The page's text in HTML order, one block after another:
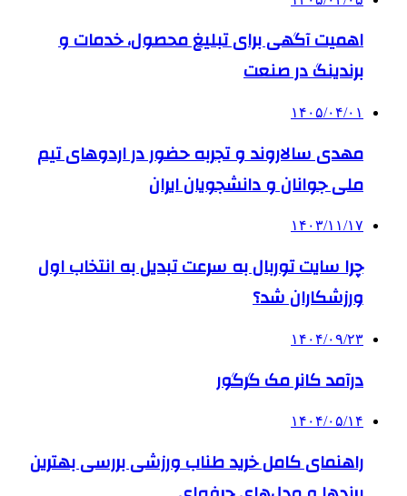
اهمیت آگهی برای تبلیغ محصول، خدمات و
برندینگ در صنعت
۱۴۰۵/۰۴/۰۱
مهدی سالاروند و تجربه حضور در اردوهای تیم
ملی جوانان و دانشجویان ایران
۱۴۰۳/۱۱/۱۷
چرا سایت توربال به ‌سرعت تبدیل به انتخاب اول
ورزشکاران شد؟
۱۴۰۴/۰۹/۲۳
درآمد کانر مک گرگور
۱۴۰۴/۰۵/۱۴
راهنمای کامل خرید طناب ورزشی بررسی بهترین